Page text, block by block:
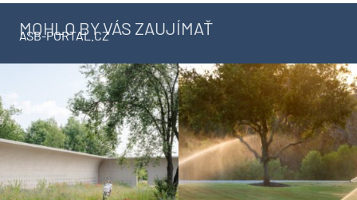
MOHLO BY VÁS ZAUJÍMAŤ
ASB-PORTAL.CZ